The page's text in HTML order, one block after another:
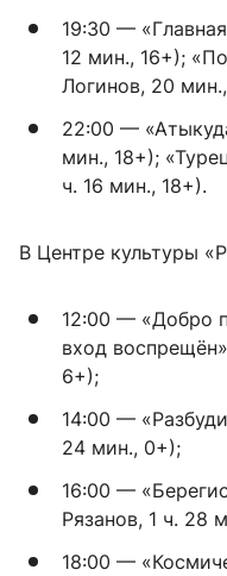
19:30 —
12 мин., 16+);
Логинов, 20
22:00 —
мин., 18+);
ч. 16 мин., 18+).
В Центре культуры
12:00 — «Добро
вход
6+);
14:00 —
24 мин., 0+);
16:00 —
Рязанов, 1 ч. 28
18:00 —